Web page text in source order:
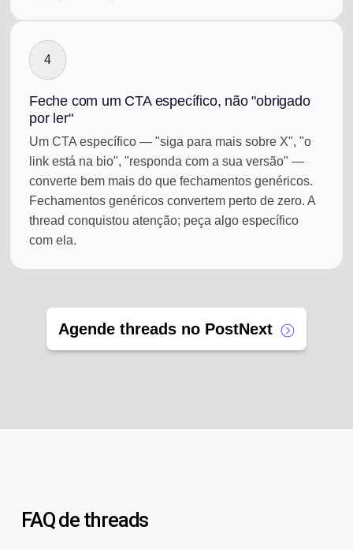
4
Feche com um CTA específico, não "obrigado
por ler"
Um CTA específico — "siga para mais sobre X", "o
link está na bio", "responda com a sua versão" —
converte bem mais do que fechamentos genéricos.
Fechamentos genéricos convertem perto de zero. A
thread conquistou atenção; peça algo específico
com ela.
Agende threads no PostNext
FAQ de threads